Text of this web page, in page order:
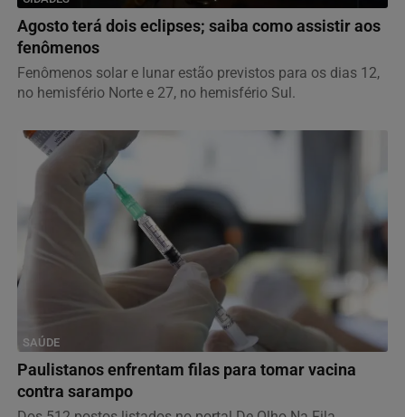
Agosto terá dois eclipses; saiba como assistir aos
fenômenos
Fenômenos solar e lunar estão previstos para os dias 12,
no hemisfério Norte e 27, no hemisfério Sul.
SAÚDE
Paulistanos enfrentam filas para tomar vacina
contra sarampo